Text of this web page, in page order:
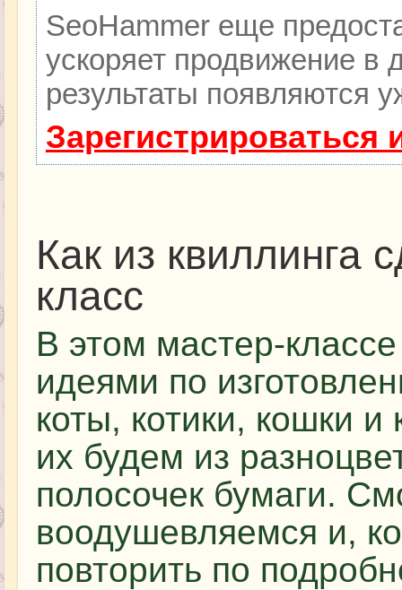
SeoHammer еще
ускоряет продвижение в
результаты появляются
Как из квиллинга
класс
В этом мастер-
идеями по
коты, котики, кошки и
их будем из
полосочек бумаги.
воодушевляемся и,
повторить по